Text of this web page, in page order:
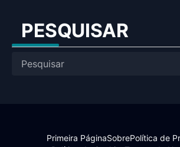
PESQUISAR
Primeira PáginaSobrePolítica de